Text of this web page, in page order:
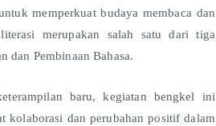
memperkuat budaya membaca dan
merupakan salah satu dari tiga
dan Pembinaan Bahasa.
baru, kegiatan bengkel ini
kolaborasi dan perubahan positif dalam